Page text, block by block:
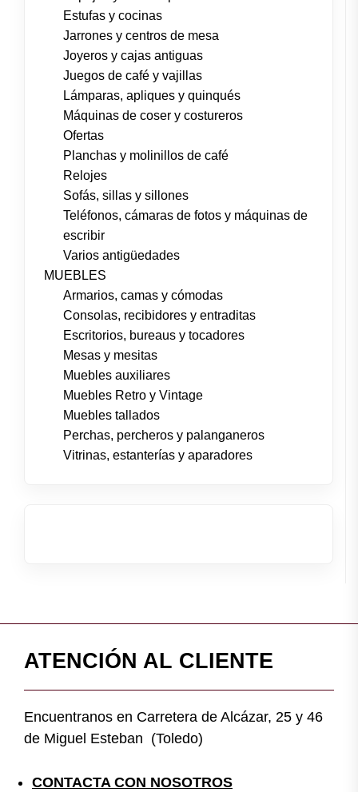
Estufas y cocinas
Jarrones y centros de mesa
Joyeros y cajas antiguas
Juegos de café y vajillas
Lámparas, apliques y quinqués
Máquinas de coser y costureros
Ofertas
Planchas y molinillos de café
Relojes
Sofás, sillas y sillones
Teléfonos, cámaras de fotos y máquinas de
escribir
Varios antigüedades
MUEBLES
Armarios, camas y cómodas
Consolas, recibidores y entraditas
Escritorios, bureaus y tocadores
Mesas y mesitas
Muebles auxiliares
Muebles Retro y Vintage
Muebles tallados
Perchas, percheros y palanganeros
Vitrinas, estanterías y aparadores
ATENCIÓN AL CLIENTE
Encuentranos en Carretera de Alcázar, 25 y 46
de Miguel Esteban (Toledo)
CONTACTA CON NOSOTROS